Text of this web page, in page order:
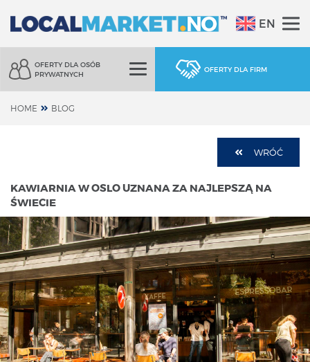
EN
OFERTY DLA OSÓB
PRYWATNYCH
OFERTY DLA FIRM
HOME BLOG
WRÓĆ
KAWIARNIA W OSLO UZNANA ZA NAJLEPSZĄ NA
ŚWIECIE